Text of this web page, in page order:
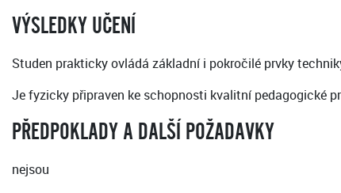
VÝSLEDKY UČENÍ
Studen prakticky ovládá základní i pokročilé prvky
Je fyzicky připraven ke schopnosti kvalitní pedagogické
PŘEDPOKLADY A DALŠÍ POŽADAVKY
nejsou